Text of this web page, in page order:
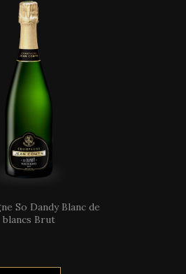
So Dandy Blanc de
blancs Brut